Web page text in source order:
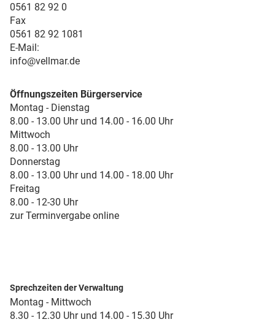
0561 82 92 0
Fax
0561 82 92 1081
E-Mail:
info@vellmar.de
Öffnungszeiten Bürgerservice
Montag - Dienstag
8.00 - 13.00 Uhr und 14.00 - 16.00 Uhr
Mittwoch
8.00 - 13.00 Uhr
Donnerstag
8.00 - 13.00 Uhr und 14.00 - 18.00 Uhr
Freitag
8.00 - 12-30 Uhr
zur Terminvergabe online
Sprechzeiten der Verwaltung
Montag - Mittwoch
8.30 - 12.30 Uhr und 14.00 - 15.30 Uhr